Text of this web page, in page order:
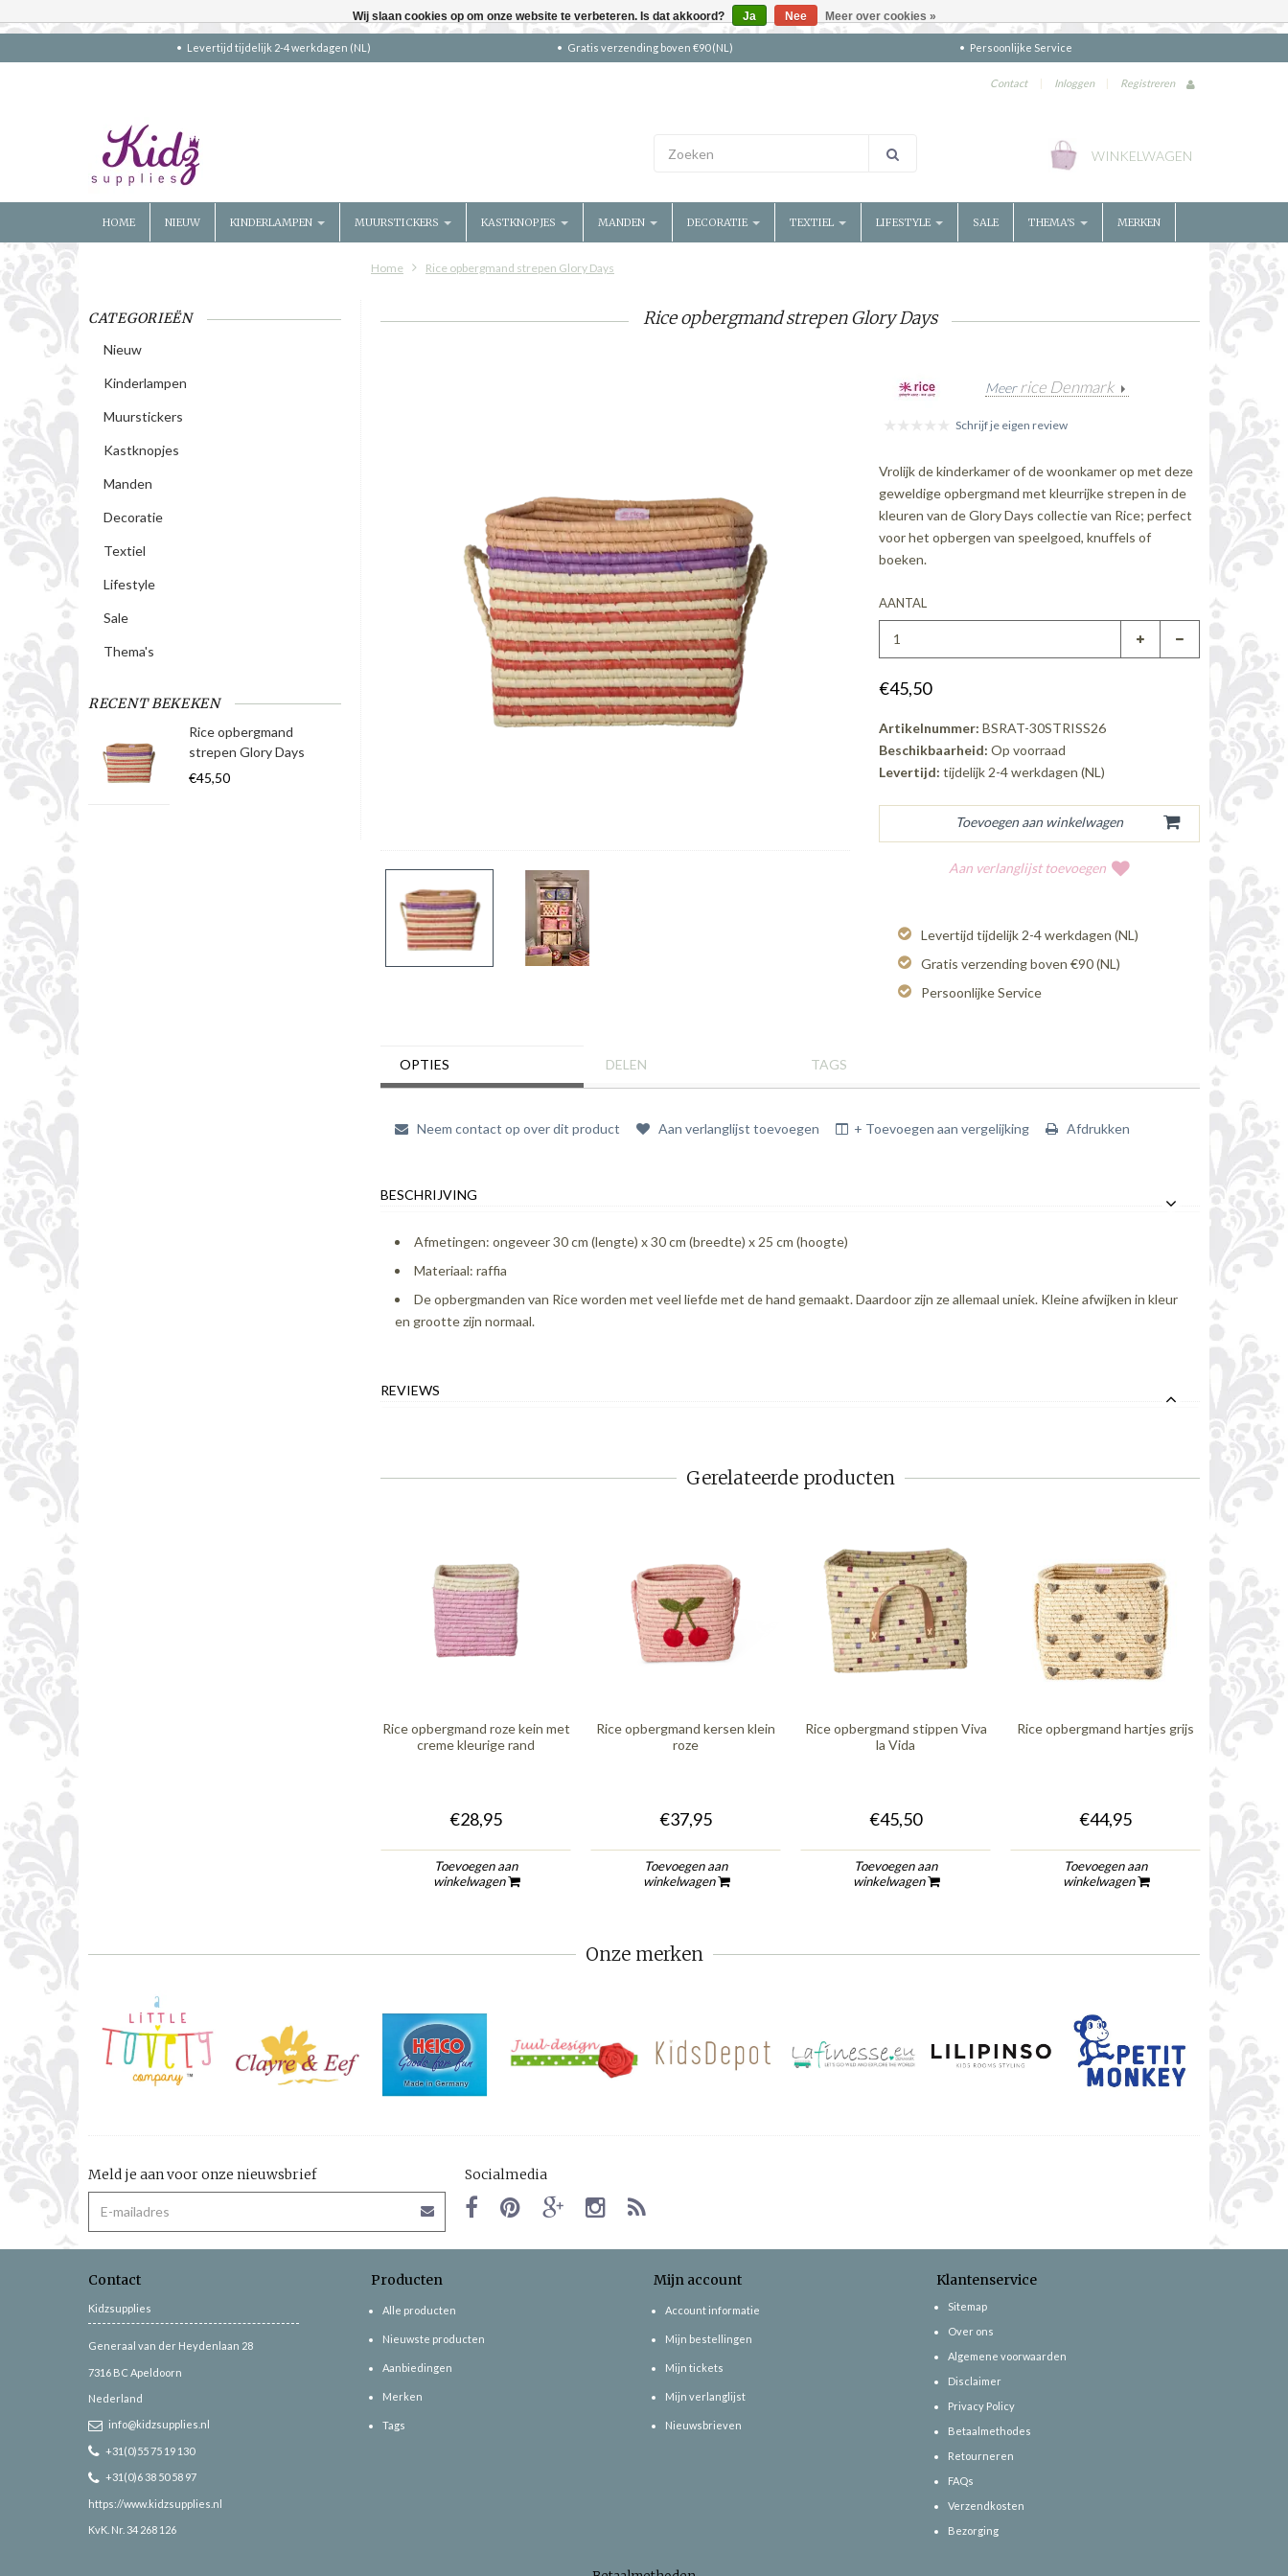
Levertijd tijdelijk 2-4 werkdagen (NL) Gratis verzending boven €90 (NL) Persoonlijke Service
Contact | Inloggen | Registreren
WINKELWAGEN
HOME NIEUW KINDERLAMPEN MUURSTICKERS KASTKNOPJES MANDEN DECORATIE TEXTIEL LIFESTYLE SALE THEMA'S MERKEN
Home Rice opbergmand strepen Glory Days
CATEGORIEËN
Nieuw
Kinderlampen
Muurstickers
Kastknopjes
Manden
Decoratie
Textiel
Lifestyle
Sale
Thema's
RECENT BEKEKEN
Rice opbergmand
strepen Glory Days
€45,50
Rice opbergmand strepen Glory Days
Meerrice Denmark
Schrijf je eigen review
Vrolijk de kinderkamer of de woonkamer op met deze
geweldige opbergmand met kleurrijke strepen in de
kleuren van de Glory Days collectie van Rice; perfect
voor het opbergen van speelgoed, knuffels of
boeken.
AANTAL
€45,50
Artikelnummer: BSRAT-30STRISS26
Beschikbaarheid: Op voorraad
Levertijd: tijdelijk 2-4 werkdagen (NL)
Aan verlanglijst toevoegen
Levertijd tijdelijk 2-4 werkdagen (NL)
Gratis verzending boven €90 (NL)
Persoonlijke Service
OPTIES DELEN TAGS
Neem contact op over dit product Aan verlanglijst toevoegen + Toevoegen aan vergelijking Afdrukken
BESCHRIJVING
Afmetingen: ongeveer 30 cm (lengte) x 30 cm (breedte) x 25 cm (hoogte)
Materiaal: raffia
De opbergmanden van Rice worden met veel liefde met de hand gemaakt. Daardoor zijn ze allemaal uniek. Kleine afwijken in kleur
en grootte zijn normaal.
REVIEWS
Gerelateerde producten
Rice opbergmand roze kein met
creme kleurige rand
€28,95
Toevoegen aan
winkelwagen
Rice opbergmand kersen klein
roze
€37,95
Toevoegen aan
winkelwagen
Rice opbergmand stippen Viva
la Vida
€45,50
Toevoegen aan
winkelwagen
Rice opbergmand hartjes grijs
€44,95
Toevoegen aan
winkelwagen
Rice
Onze merken
Meld je aan voor onze nieuwsbrief Socialmedia
Contact
Kidzsupplies
Generaal van der Heydenlaan 28
7316 BC Apeldoorn
Nederland
info@kidzsupplies.nl
+31(0)55 75 19 130
+31(0)6 38 50 58 97
https://www.kidzsupplies.nl
KvK. Nr. 34 268 126
Producten
Alle producten
Nieuwste producten
Aanbiedingen
Merken
Tags
Mijn account
Account informatie
Mijn bestellingen
Mijn tickets
Mijn verlanglijst
Nieuwsbrieven
Klantenservice
Sitemap
Over ons
Algemene voorwaarden
Disclaimer
Privacy Policy
Betaalmethodes
Retourneren
FAQs
Verzendkosten
Bezorging
Wij slaan cookies op om onze website te verbeteren. Is dat akkoord? Ja Nee Meer over cookies »